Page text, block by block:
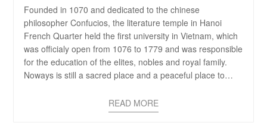
Founded in 1070 and dedicated to the chinese
philosopher Confucios, the literature temple in Hanoi
French Quarter held the first university in Vietnam, which
was officialy open from 1076 to 1779 and was responsible
for the education of the elites, nobles and royal family.
Noways is still a sacred place and a peaceful place to…
READ MORE